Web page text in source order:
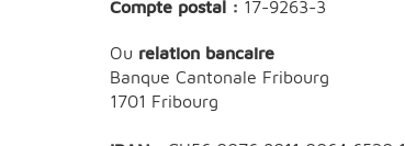
Compte postal : 17-9263-3
Ou relation bancaire
Banque Cantonale Fribourg
1701 Fribourg